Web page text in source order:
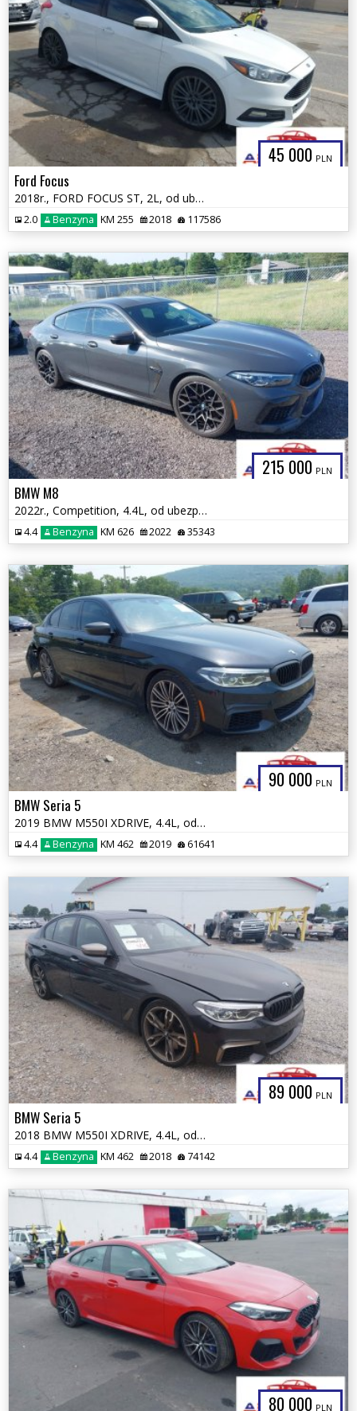
45 000 PLN
Ford Focus
2018r., FORD FOCUS ST, 2L, od ubezpieczalni
2.0 Benzyna KM 255 2018 117586
215 000 PLN
BMW M8
2022r., Competition, 4.4L, od ubezpieczalni
4.4 Benzyna KM 626 2022 35343
90 000 PLN
BMW Seria 5
2019 BMW M550I XDRIVE, 4.4L, od ubezpieczalni
4.4 Benzyna KM 462 2019 61641
89 000 PLN
BMW Seria 5
2018 BMW M550I XDRIVE, 4.4L, od ubezpieczalni
4.4 Benzyna KM 462 2018 74142
80 000 PLN